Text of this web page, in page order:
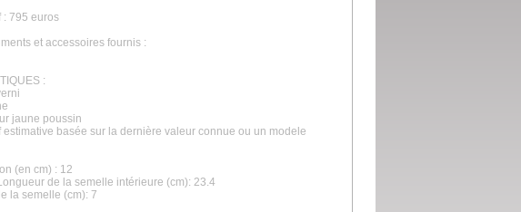
: 795 euros
et accessoires fournis :
:
jaune poussin
estimative basée sur la dernière valeur connue ou un modele
(en cm) : 12
de la semelle intérieure (cm): 23.4
la semelle (cm): 7